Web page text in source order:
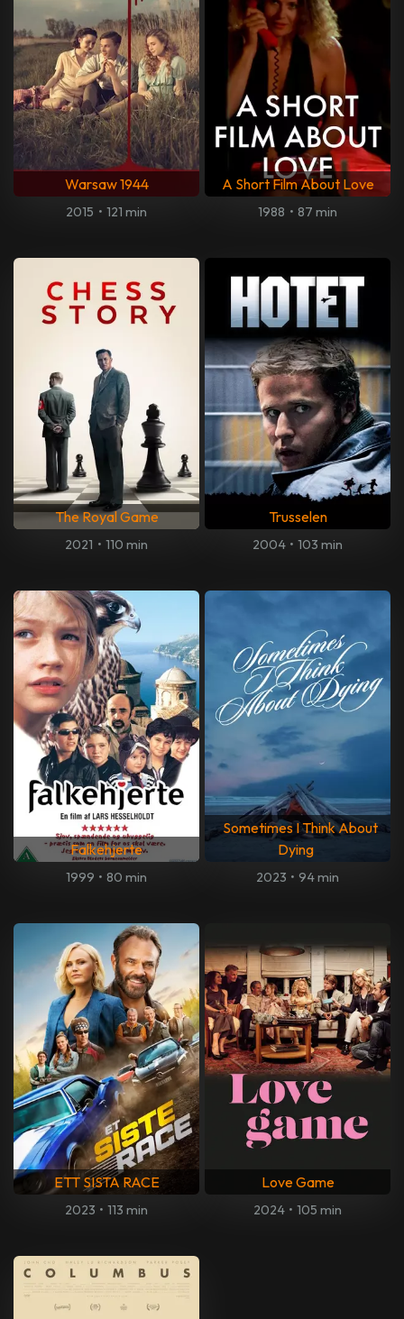
Warsaw 1944
2015 • 121 min
A Short Film About Love
1988 • 87 min
The Royal Game
2021 • 110 min
Trusselen
2004 • 103 min
Falkehjerte
1999 • 80 min
Sometimes I Think About
Dying
2023 • 94 min
ETT SISTA RACE
2023 • 113 min
Love Game
2024 • 105 min